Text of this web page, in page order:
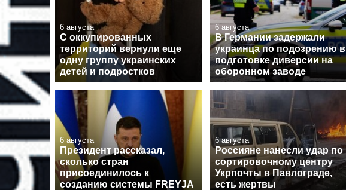
6 августа
С оккупированных
территорий вернули еще
одну группу украинских
детей и подростков
6 августа
В Германии задержали
украинца по подозрению в
подготовке диверсии на
оборонном заводе
6 августа
Президент рассказал,
сколько стран
присоединилось к
созданию системы FREYJA
6 августа
Россияне нанесли удар по
сортировочному центру
Укрпочты в Павлограде,
есть жертвы